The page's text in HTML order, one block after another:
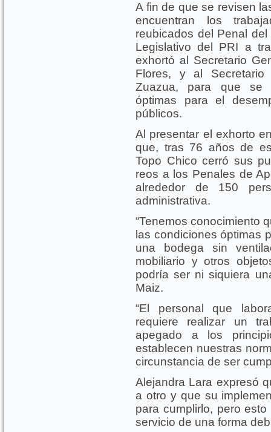
A fin de que se revisen
encuentran los
reubicados del Penal
Legislativo del PRI a
exhortó al Secretario
Flores, y al Secretario
Zuazua, para que se
óptimas para el
públicos.
Al presentar el exhorto
que, tras 76 años de
Topo Chico cerró sus
reos a los Penales de
alrededor de 150
administrativa.
“Tenemos conocimiento
las condiciones óptimas
una bodega sin
mobiliario y otros
podría ser ni siquiera
Maiz.
“El personal que
requiere realizar un
apegado a los
establecen nuestras
circunstancia de ser
Alejandra Lara expresó
a otro y que su
para cumplirlo, pero
servicio de una forma